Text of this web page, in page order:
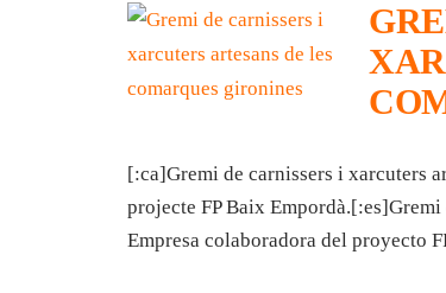
[:ca]Gremi de carnissers i xarcuters
projecte FP Baix
Empresa colaboradora del proyecto